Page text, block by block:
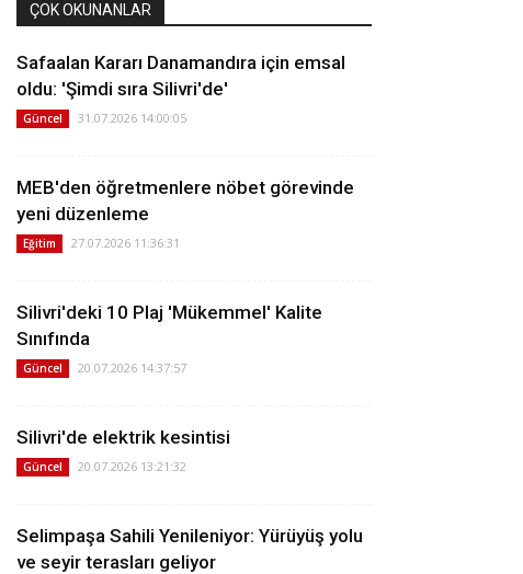
ÇOK OKUNANLAR
Safaalan Kararı Danamandıra için emsal
oldu: 'Şimdi sıra Silivri'de'
Güncel 31.07.2026 14:00:05
MEB'den öğretmenlere nöbet görevinde
yeni düzenleme
Eğitim 27.07.2026 11:36:31
Silivri'deki 10 Plaj 'Mükemmel' Kalite
Sınıfında
Güncel 20.07.2026 14:37:57
Silivri'de elektrik kesintisi
Güncel 20.07.2026 13:21:32
Selimpaşa Sahili Yenileniyor: Yürüyüş yolu
ve seyir terasları geliyor